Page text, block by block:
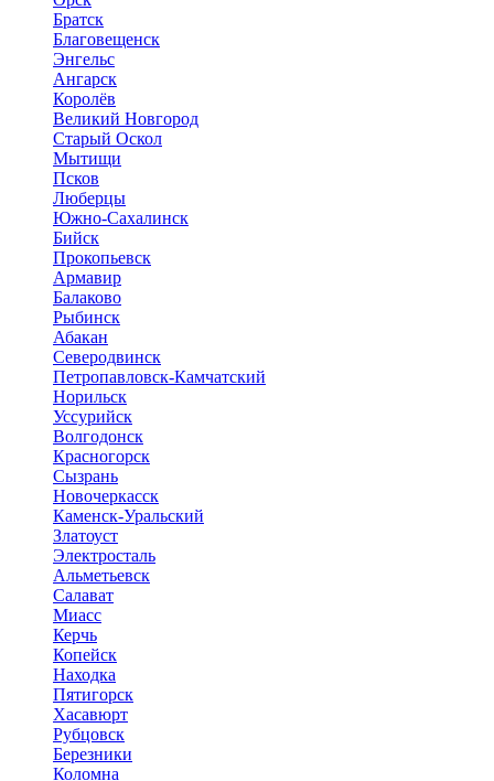
Братск
Благовещенск
Энгельс
Ангарск
Королёв
Великий Новгород
Старый Оскол
Мытищи
Псков
Люберцы
Южно-Сахалинск
Бийск
Прокопьевск
Армавир
Балаково
Рыбинск
Абакан
Северодвинск
Петропавловск-Камчатский
Норильск
Уссурийск
Волгодонск
Красногорск
Сызрань
Новочеркасск
Каменск-Уральский
Златоуст
Электросталь
Альметьевск
Салават
Миасс
Керчь
Копейск
Находка
Пятигорск
Хасавюрт
Рубцовск
Березники
Коломна